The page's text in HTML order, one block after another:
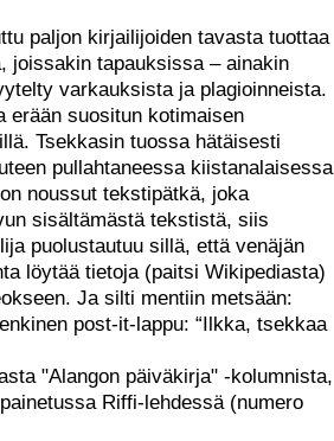
paljon kirjailijoiden tavasta tuottaa
joissakin tapauksissa – ainakin
varkauksista ja plagioinneista.
erään suositun kotimaisen
Tsekkasin tuossa hätäisesti
pullahtaneessa kiistanalaisessa
noussut tekstipätkä, joka
sisältämästä tekstistä, siis
puolustautuu sillä, että venäjän
löytää tietoja (paitsi Wikipediasta)
Ja silti mentiin metsään:
post-it-lappu: “Ilkka, tsekkaa
"Alangon päiväkirja" -kolumnista,
Riffi-lehdessä (numero